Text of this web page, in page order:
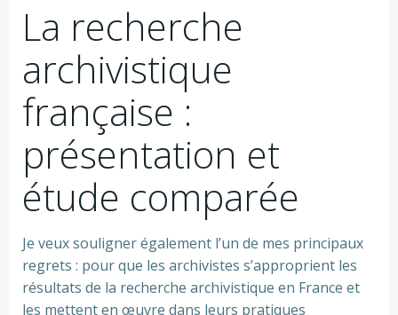
La recherche
archivistique
française :
présentation et
étude comparée
Je veux souligner également l’un de mes principaux
regrets : pour que les archivistes s’approprient les
résultats de la recherche archivistique en France et
les mettent en œuvre dans leurs pratiques